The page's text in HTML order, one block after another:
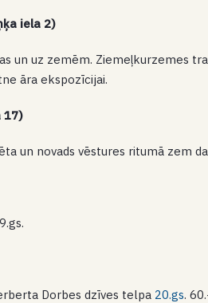
iela 2)
un uz zemēm. Ziemeļkurzemes
āra ekspozīcijai.
17)
un novads vēstures ritumā zem
Dorbes dzīves telpa 20.gs.